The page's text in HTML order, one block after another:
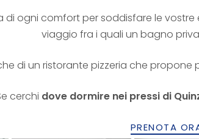
ogni comfort per soddisfare le vostre
viaggio fra i quali un bagno
di un ristorante pizzeria che propone
cerchi dove dormire nei pressi di
PRENOTA